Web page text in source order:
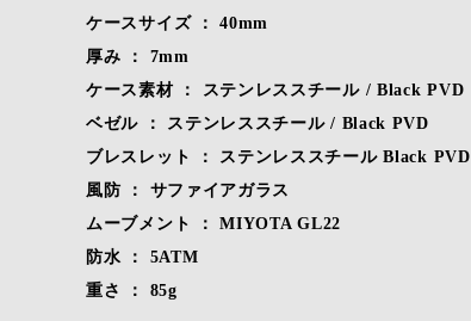
ケースサイズ ： 40mm
厚み ： 7mm
ケース素材 ： ステンレススチール / Black PVD
ベゼル ： ステンレススチール / Black PVD
ブレスレット ： ステンレススチール Black PVD
風防 ： サファイアガラス
ムーブメント ： MIYOTA GL22
防水 ： 5ATM
重さ ： 85g